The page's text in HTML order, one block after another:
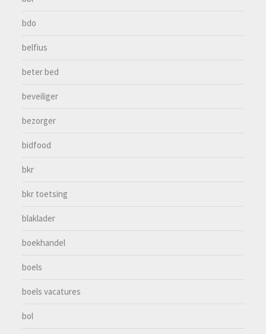
bdo
belfius
beter bed
beveiliger
bezorger
bidfood
bkr
bkr toetsing
blaklader
boekhandel
boels
boels vacatures
bol